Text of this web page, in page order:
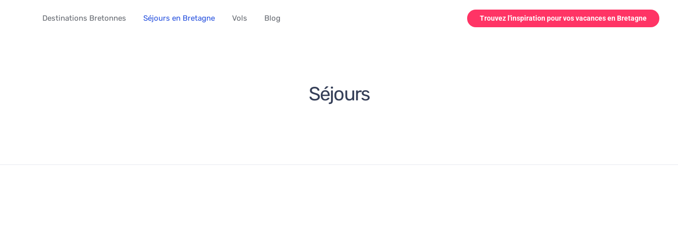
Destinations Bretonnes Séjours en Bretagne Vols Blog Trouvez l'inspiration pour vos vacances en Bretagne
Séjours